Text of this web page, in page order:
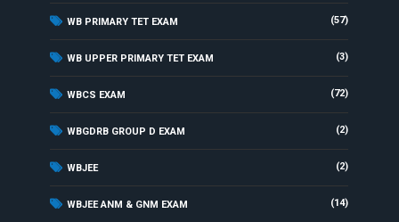
WB PRIMARY TET EXAM (57)
WB UPPER PRIMARY TET EXAM (3)
WBCS EXAM (72)
WBGDRB GROUP D EXAM (2)
WBJEE (2)
WBJEE ANM & GNM EXAM (14)